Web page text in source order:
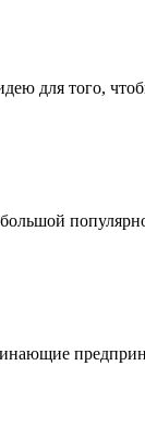
для того,